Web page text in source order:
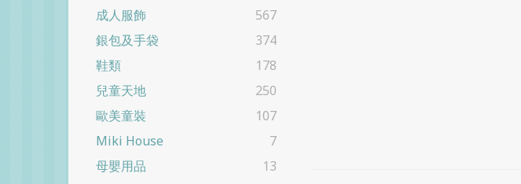
成人服飾
567
銀包及手袋
374
鞋類
178
兒童天地
250
歐美童裝
107
Miki House
7
母嬰用品
13